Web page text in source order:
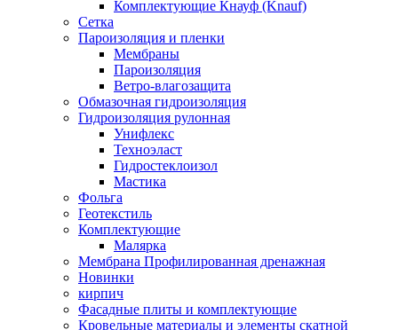
Комплектующие Кнауф (Knauf)
Сетка
Пароизоляция и пленки
Мембраны
Пароизоляция
Ветро-влагозащита
Обмазочная гидроизоляция
Гидроизоляция рулонная
Унифлекс
Техноэласт
Гидростеклоизол
Мастика
Фольга
Геотекстиль
Комплектующие
Малярка
Мембрана Профилированная дренажная
Новинки
кирпич
Фасадные плиты и комплектующие
Кровельные материалы и элементы скатной